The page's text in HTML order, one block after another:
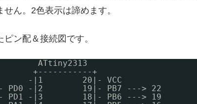
ん。2色表示は諦めます。
ン配＆接続図です。
ATtiny2313
+-----------+
-|1        20|- VCC
PD0 -|2        19|- PB7 ---> 22
PD1 -|3        18|- PB6 ---> 19